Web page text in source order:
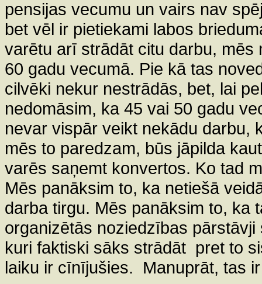
pensijas vecumu un vairs nav
bet vēl ir pietiekami labos
varētu arī strādāt citu darbu,
60 gadu vecumā. Pie kā tas
cilvēki nekur nestrādās, bet, lai
nedomāsim, ka 45 vai 50 gadu
nevar vispār veikt nekādu darbu,
mēs to paredzam, būs jāpilda
varēs saņemt konvertos. Ko tad
Mēs panāksim to, ka netiešā
darba tirgu. Mēs panāksim to, ka
organizētās noziedzības
kuri faktiski sāks strādāt pret to
laiku ir cīnījušies.
Manuprāt, tas